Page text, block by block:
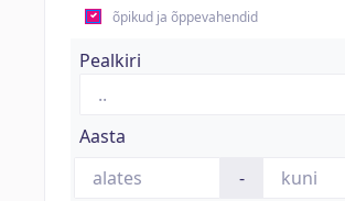
õpikud ja õppevahendid
Pealkiri
Aasta
-